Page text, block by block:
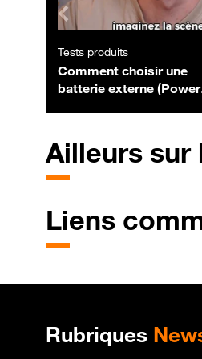
Tests produits
Comment choisir une
batterie externe (Power
Ailleurs sur
Liens
Plan de site
Rubriques